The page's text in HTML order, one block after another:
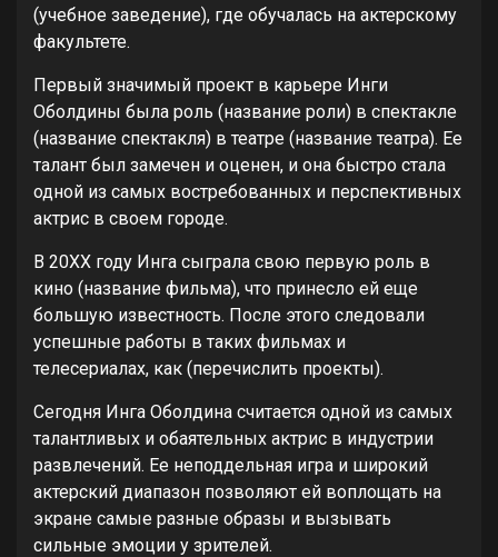
(учебное заведение), где обучалась на актерскому
факультете.
Первый значимый проект в карьере Инги
Оболдины была роль (название роли) в спектакле
(название спектакля) в театре (название театра). Ее
талант был замечен и оценен, и она быстро стала
одной из самых востребованных и перспективных
актрис в своем городе.
В 20XX году Инга сыграла свою первую роль в
кино (название фильма), что принесло ей еще
большую известность. После этого следовали
успешные работы в таких фильмах и
телесериалах, как (перечислить проекты).
Сегодня Инга Оболдина считается одной из самых
талантливых и обаятельных актрис в индустрии
развлечений. Ее неподдельная игра и широкий
актерский диапазон позволяют ей воплощать на
экране самые разные образы и вызывать
сильные эмоции у зрителей.